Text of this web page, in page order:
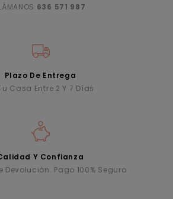
636 571 987
Plazo De Entrega
Casa Entre 2 Y 7 Días
Y Confianza
Devolución. Pago 100% Seguro